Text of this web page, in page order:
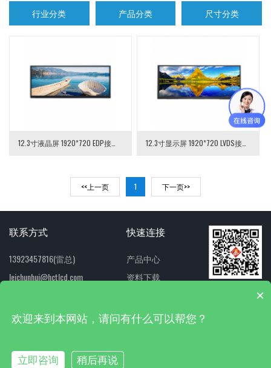
行业分类 产品分类 尺寸分类
12.3寸显示屏 1920*720 LVDS接口41pin 12.3寸TFT LCD液晶模组
<<上一页 1 下一页>>
联系方式
13923457816(雷总)
leichunhui@hctlcd.com
快速连接
产品中心
资料下载
扫一扫 关注我们×
欢迎来到本网站，请问有什么可以帮您？
立即咨询 稍后再说